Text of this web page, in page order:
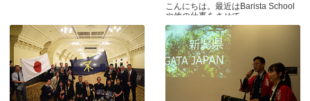
こんにちは。最近はBarista School
や他の仕事をさせて.....